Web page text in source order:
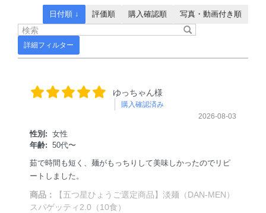
詳細フィルター
日付順 ↓ 評価順 購入確認順 写真・動画付き順
ゆっちゃん様
購入確認済み
2026-08-03
性別: 女性
年齢: 50代〜
茹で時間も短く、麺がもっちりして美味しかったのでリピ
ートしました。
商品：
【五つ星ひょうご選定商品】淡麺（DAN-MEN）
スパゲッティ2.0（10食）